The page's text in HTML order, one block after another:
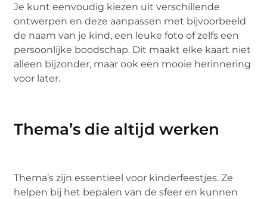
Je kunt eenvoudig kiezen uit verschillende
ontwerpen en deze aanpassen met bijvoorbeeld
de naam van je kind, een leuke foto of zelfs een
persoonlijke boodschap. Dit maakt elke kaart niet
alleen bijzonder, maar ook een mooie herinnering
voor later.
Thema’s die altijd werken
Thema’s zijn essentieel voor kinderfeestjes. Ze
helpen bij het bepalen van de sfeer en kunnen